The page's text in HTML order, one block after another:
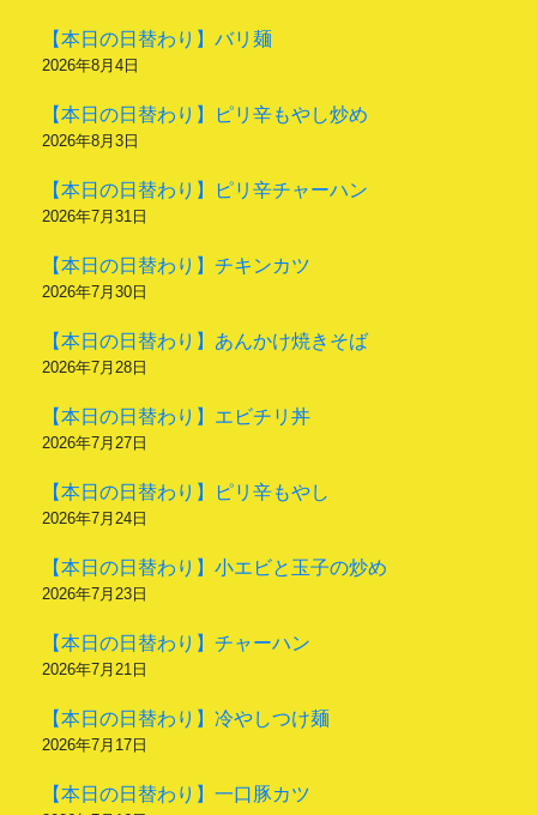
【本日の日替わり】バリ麺
2026年8月4日
【本日の日替わり】ピリ辛もやし炒め
2026年8月3日
【本日の日替わり】ピリ辛チャーハン
2026年7月31日
【本日の日替わり】チキンカツ
2026年7月30日
【本日の日替わり】あんかけ焼きそば
2026年7月28日
【本日の日替わり】エビチリ丼
2026年7月27日
【本日の日替わり】ピリ辛もやし
2026年7月24日
【本日の日替わり】小エビと玉子の炒め
2026年7月23日
【本日の日替わり】チャーハン
2026年7月21日
【本日の日替わり】冷やしつけ麺
2026年7月17日
【本日の日替わり】一口豚カツ